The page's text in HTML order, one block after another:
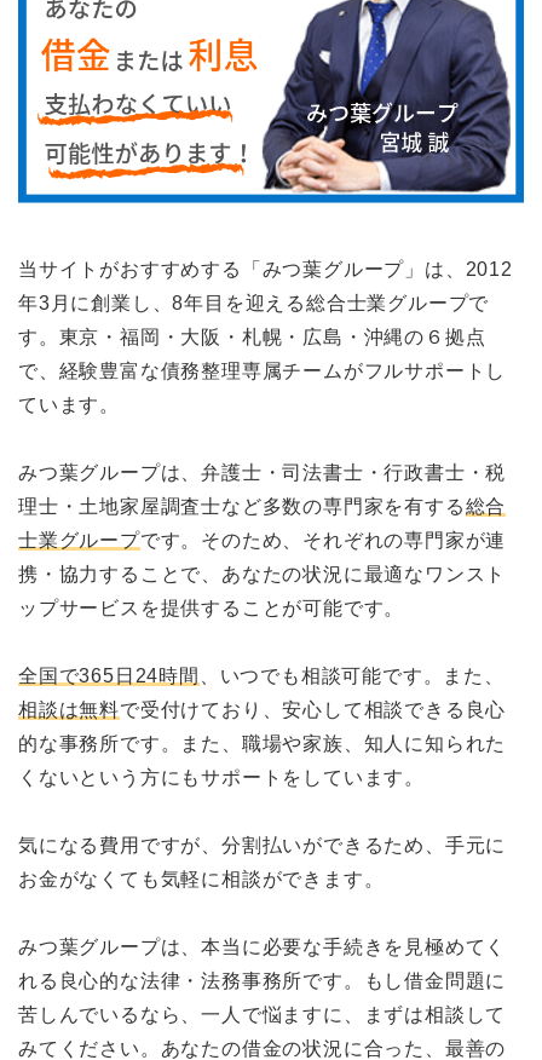
当サイトがおすすめする「みつ葉グループ」は、2012
年3月に創業し、8年目を迎える総合士業グループで
す。東京・福岡・大阪・札幌・広島・沖縄の６拠点
で、経験豊富な債務整理専属チームがフルサポートし
ています。
みつ葉グループは、弁護士・司法書士・行政書士・税
理士・土地家屋調査士など多数の専門家を有する総合
士業グループです。そのため、それぞれの専門家が連
携・協力することで、あなたの状況に最適なワンスト
ップサービスを提供することが可能です。
全国で365日24時間
、いつでも相談可能です。また、
相談は無料で受付けており、安心して相談できる良心
的な事務所です。また、職場や家族、知人に知られた
くないという方にもサポートをしています。
気になる費用ですが、分割払いができるため、手元に
お金がなくても気軽に相談ができます。
みつ葉グループは、本当に必要な手続きを見極めてく
れる良心的な法律・法務事務所です。もし借金問題に
苦しんでいるなら、一人で悩ますに、まずは相談して
みてください。あなたの借金の状況に合った、最善の